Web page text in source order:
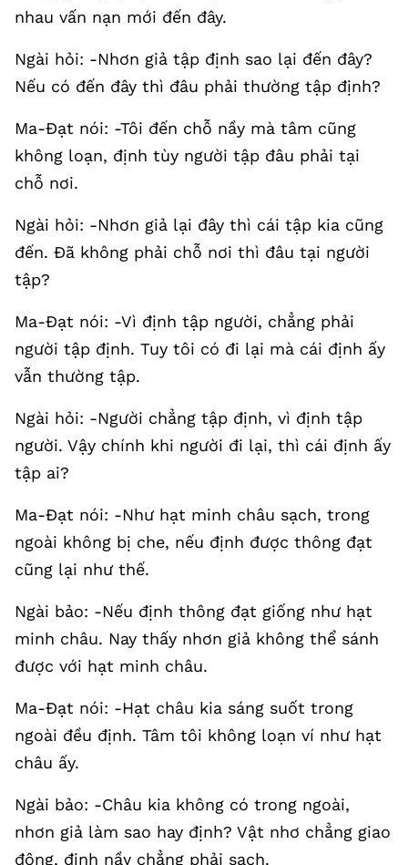
nhau vấn nạn mới đến đây.
Ngài hỏi: -Nhơn giả tập định sao lại đến đây?
Nếu có đến đây thì đâu phải thường tập định?
Ma-Đạt nói: -Tôi đến chỗ nầy mà tâm cũng
không loạn, định tùy người tập đâu phải tại
chỗ nơi.
Ngài hỏi: -Nhơn giả lại đây thì cái tập kia cũng
đến. Đã không phải chỗ nơi thì đâu tại người
tập?
Ma-Đạt nói: -Vì định tập người, chẳng phải
người tập định. Tuy tôi có đi lại mà cái định ấy
vẫn thường tập.
Ngài hỏi: -Người chẳng tập định, vì định tập
người. Vậy chính khi người đi lại, thì cái định ấy
tập ai?
Ma-Đạt nói: -Như hạt minh châu sạch, trong
ngoài không bị che, nếu định được thông đạt
cũng lại như thế.
Ngài bảo: -Nếu định thông đạt giống như hạt
minh châu. Nay thấy nhơn giả không thể sánh
được với hạt minh châu.
Ma-Đạt nói: -Hạt châu kia sáng suốt trong
ngoài đều định. Tâm tôi không loạn ví như hạt
châu ấy.
Ngài bảo: -Châu kia không có trong ngoài,
nhơn giả làm sao hay định? Vật nhơ chẳng giao
động, định nầy chẳng phải sạch.